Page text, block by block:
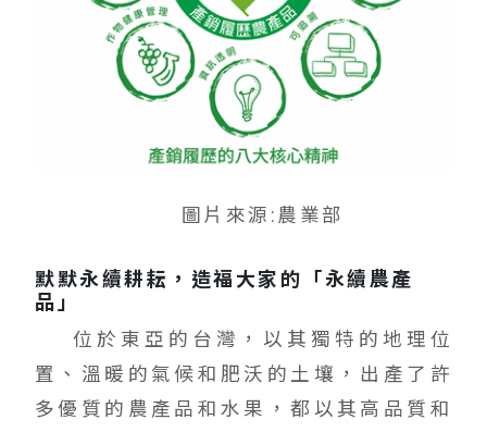
圖片來源:農業部
默默永續耕耘，造福大家的「永續農產
品」
位於東亞的台灣，以其獨特的地理位
置、溫暖的氣候和肥沃的土壤，出產了許
多優質的農產品和水果，都以其高品質和